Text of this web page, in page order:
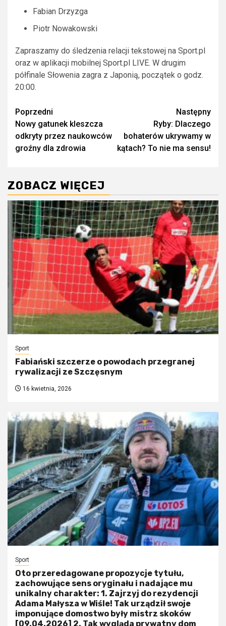
Fabian Drzyzga
Piotr Nowakowski
Zapraszamy do śledzenia relacji tekstowej na Sport.pl
oraz w aplikacji mobilnej Sport.pl LIVE. W drugim
półfinale Słowenia zagra z Japonią, początek o godz.
20:00.
Zobacz
wpisy
Poprzedni
Nowy gatunek kleszcza
odkryty przez naukowców
groźny dla zdrowia
Następny
Ryby: Dlaczego
bohaterów ukrywamy w
kątach? To nie ma sensu!
ZOBACZ WIĘCEJ
Sport
Fabiański szczerze o powodach przegranej
rywalizacji ze Szczęsnym
16 kwietnia, 2026
Sport
Oto przeredagowane propozycje tytułu,
zachowujące sens oryginału i nadające mu
unikalny charakter: 1. Zajrzyj do rezydencji
Adama Małysza w Wiśle! Tak urządził swoje
imponujące domostwo były mistrz skoków
[09.04.2026] 2. Tak wygląda prywatny dom